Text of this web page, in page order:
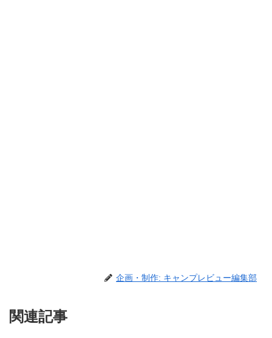
企画・制作: キャンプレビュー編集部
関連記事